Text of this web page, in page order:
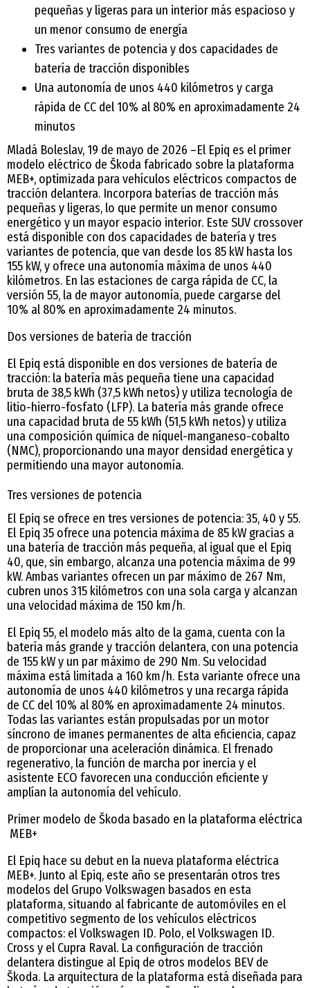
pequeñas y ligeras para un interior más espacioso y
un menor consumo de energía
Tres variantes de potencia y dos capacidades de
batería de tracción disponibles
Una autonomía de unos 440 kilómetros y carga
rápida de CC del 10% al 80% en aproximadamente 24
minutos
Mladá Boleslav, 19 de mayo de 2026 –El Epiq es el primer
modelo eléctrico de Škoda fabricado sobre la plataforma
MEB+, optimizada para vehículos eléctricos compactos de
tracción delantera. Incorpora baterías de tracción más
pequeñas y ligeras, lo que permite un menor consumo
energético y un mayor espacio interior. Este SUV crossover
está disponible con dos capacidades de batería y tres
variantes de potencia, que van desde los 85 kW hasta los
155 kW, y ofrece una autonomía máxima de unos 440
kilómetros. En las estaciones de carga rápida de CC, la
versión 55, la de mayor autonomía, puede cargarse del
10% al 80% en aproximadamente 24 minutos.
Dos versiones de batería de tracción
El Epiq está disponible en dos versiones de batería de
tracción: la batería más pequeña tiene una capacidad
bruta de 38,5 kWh (37,5 kWh netos) y utiliza tecnología de
litio-hierro-fosfato (LFP). La batería más grande ofrece
una capacidad bruta de 55 kWh (51,5 kWh netos) y utiliza
una composición química de níquel-manganeso-cobalto
(NMC), proporcionando una mayor densidad energética y
permitiendo una mayor autonomía.
Tres versiones de potencia
El Epiq se ofrece en tres versiones de potencia: 35, 40 y 55.
El Epiq 35 ofrece una potencia máxima de 85 kW gracias a
una batería de tracción más pequeña, al igual que el Epiq
40, que, sin embargo, alcanza una potencia máxima de 99
kW. Ambas variantes ofrecen un par máximo de 267 Nm,
cubren unos 315 kilómetros con una sola carga y alcanzan
una velocidad máxima de 150 km/h.
El Epiq 55, el modelo más alto de la gama, cuenta con la
batería más grande y tracción delantera, con una potencia
de 155 kW y un par máximo de 290 Nm. Su velocidad
máxima está limitada a 160 km/h. Esta variante ofrece una
autonomía de unos 440 kilómetros y una recarga rápida
de CC del 10% al 80% en aproximadamente 24 minutos.
Todas las variantes están propulsadas por un motor
síncrono de imanes permanentes de alta eficiencia, capaz
de proporcionar una aceleración dinámica. El frenado
regenerativo, la función de marcha por inercia y el
asistente ECO favorecen una conducción eficiente y
amplían la autonomía del vehículo.
Primer modelo de Škoda basado en la plataforma eléctrica
MEB+
El Epiq hace su debut en la nueva plataforma eléctrica
MEB+. Junto al Epiq, este año se presentarán otros tres
modelos del Grupo Volkswagen basados en esta
plataforma, situando al fabricante de automóviles en el
competitivo segmento de los vehículos eléctricos
compactos: el Volkswagen ID. Polo, el Volkswagen ID.
Cross y el Cupra Raval. La configuración de tracción
delantera distingue al Epiq de otros modelos BEV de
Škoda. La arquitectura de la plataforma está diseñada para